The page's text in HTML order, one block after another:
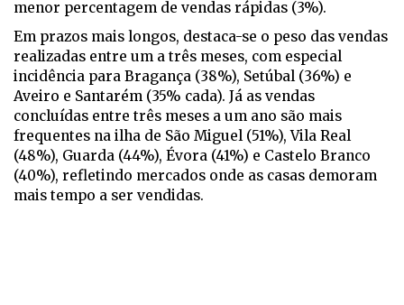
menor percentagem de vendas rápidas (3%).
Em prazos mais longos, destaca-se o peso das vendas
realizadas entre um a três meses, com especial
incidência para Bragança (38%), Setúbal (36%) e
Aveiro e Santarém (35% cada). Já as vendas
concluídas entre três meses a um ano são mais
frequentes na ilha de São Miguel (51%), Vila Real
(48%), Guarda (44%), Évora (41%) e Castelo Branco
(40%), refletindo mercados onde as casas demoram
mais tempo a ser vendidas.